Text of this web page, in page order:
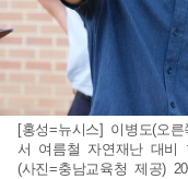
[홍성=뉴시스] 이병도(오
서 여름철 자연재난 대비
(사진=충남교육청 제공)